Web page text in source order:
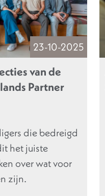
23-10-2025
van de
Partner
die bedreigd
het juiste
over wat voor
zijn.